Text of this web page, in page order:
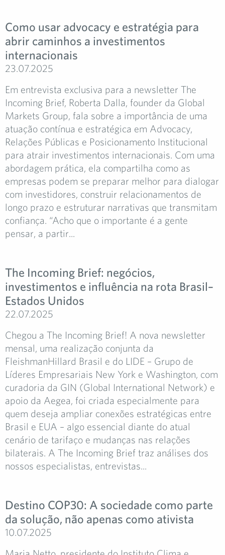
Como usar advocacy e estratégia para
abrir caminhos a investimentos
internacionais
23.07.2025
Em entrevista exclusiva para a newsletter The
Incoming Brief, Roberta Dalla, founder da Global
Markets Group, fala sobre a importância de uma
atuação contínua e estratégica em Advocacy,
Relações Públicas e Posicionamento Institucional
para atrair investimentos internacionais. Com uma
abordagem prática, ela compartilha como as
empresas podem se preparar melhor para dialogar
com investidores, construir relacionamentos de
longo prazo e estruturar narrativas que transmitam
confiança. “Acho que o importante é a gente
pensar, a partir...
The Incoming Brief: negócios,
investimentos e influência na rota Brasil–
Estados Unidos
22.07.2025
Chegou a The Incoming Brief! A nova newsletter
mensal, uma realização conjunta da
FleishmanHillard Brasil e do LIDE – Grupo de
Líderes Empresariais New York e Washington, com
curadoria da GIN (Global International Network) e
apoio da Aegea, foi criada especialmente para
quem deseja ampliar conexões estratégicas entre
Brasil e EUA – algo essencial diante do atual
cenário de tarifaço e mudanças nas relações
bilaterais. A The Incoming Brief traz análises dos
nossos especialistas, entrevistas...
Destino COP30: A sociedade como parte
da solução, não apenas como ativista
10.07.2025